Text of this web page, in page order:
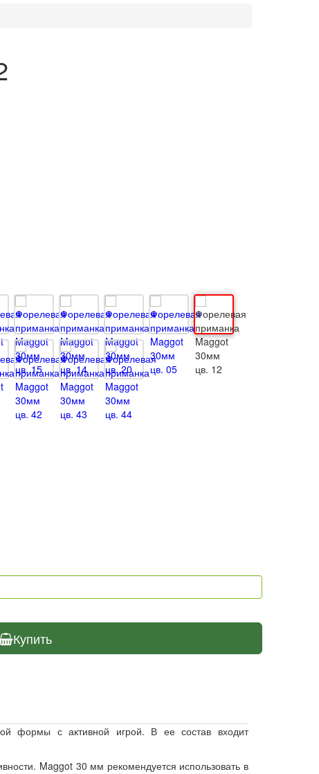
Купить
формы с активной игрой. В ее состав входит
Maggot 30 мм рекомендуется использовать в